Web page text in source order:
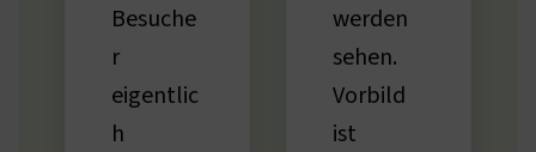
Besuche
r
eigentlic
h
werden
sehen.
Vorbild
ist